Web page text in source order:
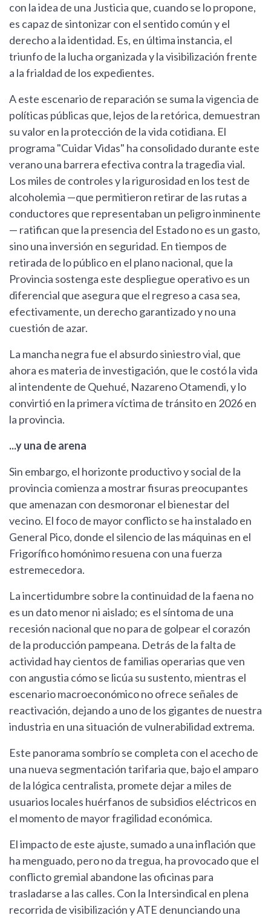
con la idea de una Justicia que, cuando se lo propone,
es capaz de sintonizar con el sentido común y el
derecho a la identidad. Es, en última instancia, el
triunfo de la lucha organizada y la visibilización frente
a la frialdad de los expedientes.
A este escenario de reparación se suma la vigencia de
políticas públicas que, lejos de la retórica, demuestran
su valor en la protección de la vida cotidiana. El
programa "Cuidar Vidas" ha consolidado durante este
verano una barrera efectiva contra la tragedia vial.
Los miles de controles y la rigurosidad en los test de
alcoholemia —que permitieron retirar de las rutas a
conductores que representaban un peligro inminente
— ratifican que la presencia del Estado no es un gasto,
sino una inversión en seguridad. En tiempos de
retirada de lo público en el plano nacional, que la
Provincia sostenga este despliegue operativo es un
diferencial que asegura que el regreso a casa sea,
efectivamente, un derecho garantizado y no una
cuestión de azar.
La mancha negra fue el absurdo siniestro vial, que
ahora es materia de investigación, que le costó la vida
al intendente de Quehué, Nazareno Otamendi, y lo
convirtió en la primera víctima de tránsito en 2026 en
la provincia.
...y una de arena
Sin embargo, el horizonte productivo y social de la
provincia comienza a mostrar fisuras preocupantes
que amenazan con desmoronar el bienestar del
vecino. El foco de mayor conflicto se ha instalado en
General Pico, donde el silencio de las máquinas en el
Frigorífico homónimo resuena con una fuerza
estremecedora.
La incertidumbre sobre la continuidad de la faena no
es un dato menor ni aislado; es el síntoma de una
recesión nacional que no para de golpear el corazón
de la producción pampeana. Detrás de la falta de
actividad hay cientos de familias operarias que ven
con angustia cómo se licúa su sustento, mientras el
escenario macroeconómico no ofrece señales de
reactivación, dejando a uno de los gigantes de nuestra
industria en una situación de vulnerabilidad extrema.
Este panorama sombrío se completa con el acecho de
una nueva segmentación tarifaria que, bajo el amparo
de la lógica centralista, promete dejar a miles de
usuarios locales huérfanos de subsidios eléctricos en
el momento de mayor fragilidad económica.
El impacto de este ajuste, sumado a una inflación que
ha menguado, pero no da tregua, ha provocado que el
conflicto gremial abandone las oficinas para
trasladarse a las calles. Con la Intersindical en plena
recorrida de visibilización y ATE denunciando una